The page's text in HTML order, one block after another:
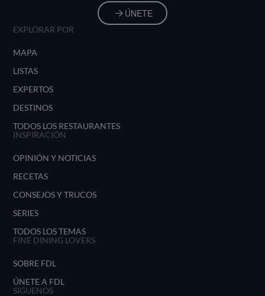
ÚNETE
EXPLORAR POR
MAPA
LISTAS
EXPERTOS
DESTINOS
TODOS LOS RESTAURANTES
INSPIRACIÓN
OPINIÓN Y NOTICIAS
RECETAS
CONSEJOS Y TRUCOS
SERIES
TODOS LOS TEMAS
FINE DINING LOVERS
SOBRE FDL
ÚNETE A FDL
SÍGUENOS